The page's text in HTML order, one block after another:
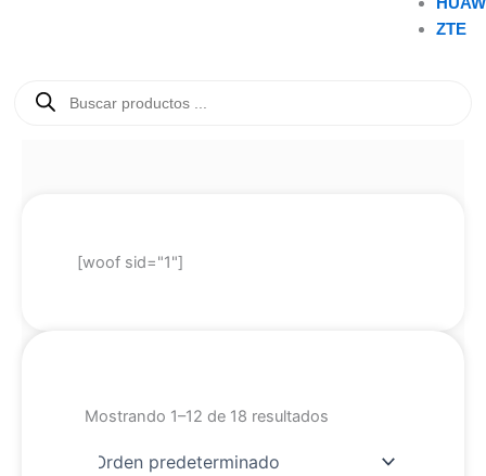
ZTE
[woof sid="1"]
Mostrando 1–12 de 18 resultados